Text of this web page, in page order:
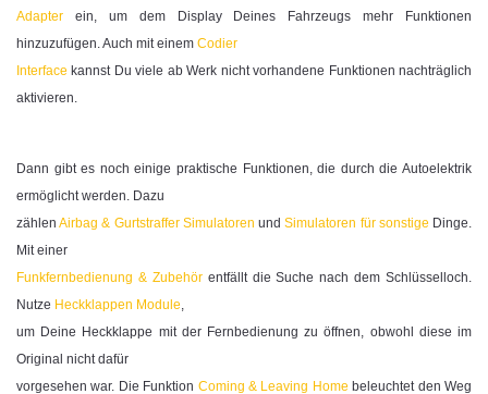
Adapter ein, um dem Display Deines Fahrzeugs mehr Funktionen
hinzuzufügen. Auch mit einem Codier
Interface kannst Du viele ab Werk nicht vorhandene Funktionen nachträglich
aktivieren.
Dann gibt es noch einige praktische Funktionen, die durch die Autoelektrik
ermöglicht werden. Dazu
zählenAirbag & Gurtstraffer Simulatoren undSimulatoren für sonstige Dinge.
Mit einer
Funkfernbedienung & Zubehörentfällt die Suche nach dem Schlüsselloch.
Nutze Heckklappen Module,
um Deine Heckklappe mit der Fernbedienung zu öffnen, obwohl diese im
Original nicht dafür
vorgesehen war. Die Funktion Coming & Leaving Home beleuchtet den Weg